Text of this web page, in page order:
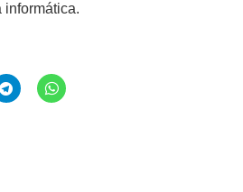
informática.